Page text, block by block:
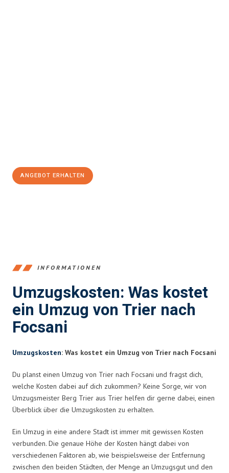
ANGEBOT ERHALTEN
INFORMATIONEN
Umzugskosten: Was kostet
ein Umzug von Trier nach
Focsani
Umzugskosten: Was kostet ein Umzug von Trier nach Focsani
Du planst einen Umzug von Trier nach Focsani und fragst dich,
welche Kosten dabei auf dich zukommen? Keine Sorge, wir von
Umzugsmeister Berg Trier aus Trier helfen dir gerne dabei, einen
Überblick über die Umzugskosten zu erhalten.
Ein Umzug in eine andere Stadt ist immer mit gewissen Kosten
verbunden. Die genaue Höhe der Kosten hängt dabei von
verschiedenen Faktoren ab, wie beispielsweise der Entfernung
zwischen den beiden Städten, der Menge an Umzugsgut und den